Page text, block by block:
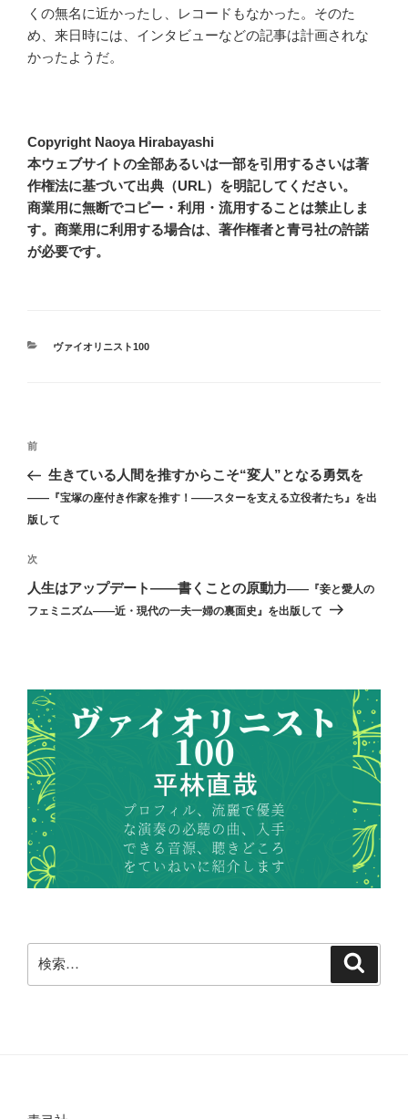
くの無名に近かったし、レコードもなかった。そのた
め、来日時には、インタビューなどの記事は計画されな
かったようだ。
Copyright Naoya Hirabayashi
本ウェブサイトの全部あるいは一部を引用するさいは著
作権法に基づいて出典（URL）を明記してください。
商業用に無断でコピー・利用・流用することは禁止しま
す。商業用に利用する場合は、著作権者と青弓社の許諾
が必要です。
カ
ヴァイオリニスト100
投
ビ
ー
シ
ョ
前
の
稿
前
生きている人間を推すからこそ“変人”となる勇気を
――『宝塚の座付き作家を推す！――スターを支える立役者たち』を出
版して
次
の
投
次
人生はアップデート――書くことの原動力――『妾と愛人の
フェミニズム――近・現代の一夫一婦の裏面史』を出版して
検
索: